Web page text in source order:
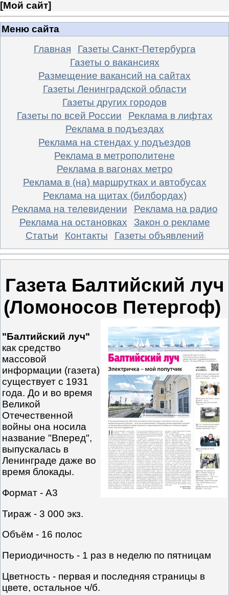
[Мой сайт]
Меню сайта
Главная
Газеты Санкт-Петербурга
Газеты о вакансиях
Размещение вакансий на сайтах
Газеты Ленинградской области
Газеты других городов
Газеты по всей России
Реклама в лифтах
Реклама в подъездах
Реклама на стендах у подъездов
Реклама в метрополитене
Реклама в вагонах метро
Реклама в (на) маршрутках и автобусах
Реклама на щитах (билбордах)
Реклама на телевидении
Реклама на радио
Реклама на остановках
Закон о рекламе
Статьи
Контакты Газеты объявлений
Газета Балтийский луч
(Ломоносов Петергоф)
"Балтийский луч"
как средство
массовой
информации (газета)
существует с 1931
года. До и во время
Великой
Отечественной
войны она носила
название "Вперед",
выпускалась в
Ленинграде даже во
время блокады.
Формат - А3
Тираж - 3 000 экз.
Объём - 16 полос
Периодичность - 1 раз в неделю по пятницам
Цветность - первая и последняя страницы в
цвете, остальное ч/б.